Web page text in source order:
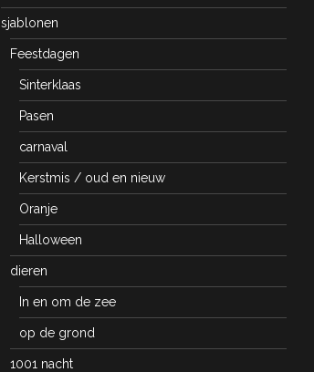
sjablonen
Feestdagen
Sinterklaas
Pasen
carnaval
Kerstmis / oud en nieuw
Oranje
Halloween
dieren
In en om de zee
op de grond
1001 nacht